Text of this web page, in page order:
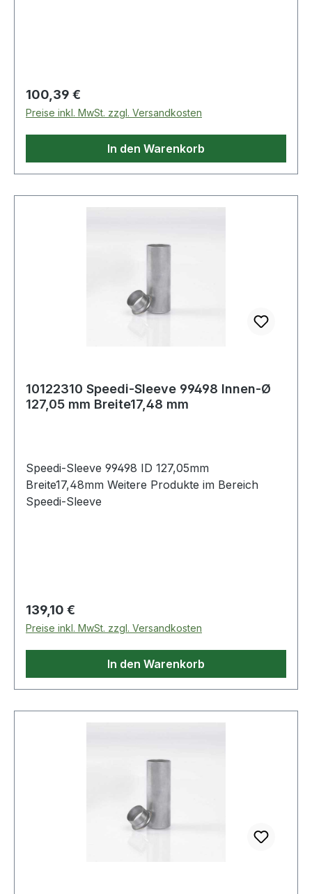
Regulärer Preis:
100,39 €
Preise inkl. MwSt. zzgl. Versandkosten
In den Warenkorb
10122310 Speedi-Sleeve 99498 Innen-Ø
127,05 mm Breite17,48 mm
Speedi-Sleeve 99498 ID 127,05mm
Breite17,48mm Weitere Produkte im Bereich
Speedi-Sleeve
Regulärer Preis:
139,10 €
Preise inkl. MwSt. zzgl. Versandkosten
In den Warenkorb